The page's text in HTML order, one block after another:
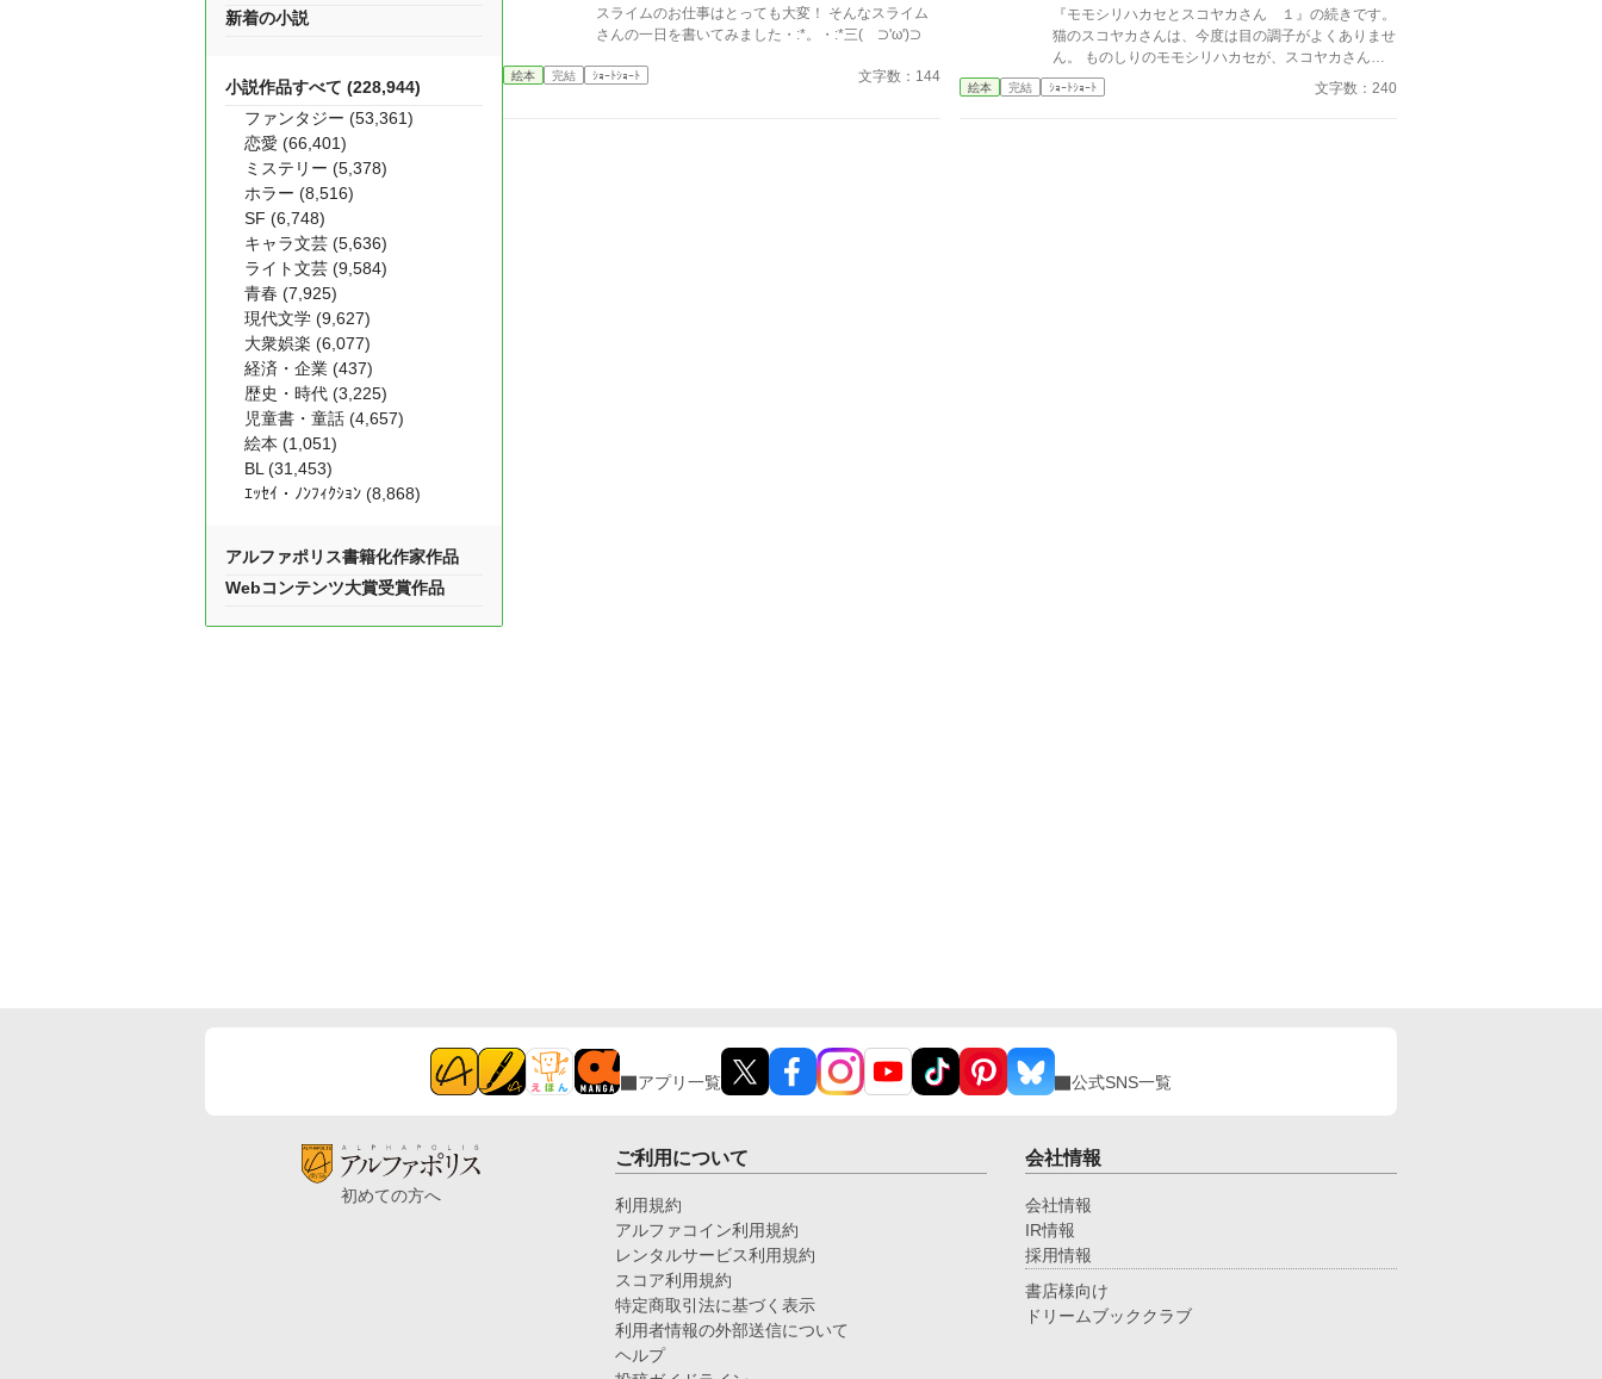
スライムのお仕事はとっても大変！ そんなスライム
さんの一日を書いてみました・:*。・:*三( ⊃'ω')⊃
絵本 完結 ｼｮｰﾄｼｮｰﾄ 文字数：144
『モモシリハカセとスコヤカさん １』の続きです。
猫のスコヤカさんは、今度は目の調子がよくありませ
ん。 ものしりのモモシリハカセが、スコヤカさんに
胃腸の時のように質問をします。 そして、目の働き
や原因、アドバイス、マッサージを教えてくれまし
絵本 完結 ｼｮｰﾄｼｮｰﾄ 文字数：240
新着の小説
小説作品すべて (228,944)
ファンタジー (53,361)
恋愛 (66,401)
ミステリー (5,378)
ホラー (8,516)
SF (6,748)
キャラ文芸 (5,636)
ライト文芸 (9,584)
青春 (7,925)
現代文学 (9,627)
大衆娯楽 (6,077)
経済・企業 (437)
歴史・時代 (3,225)
児童書・童話 (4,657)
絵本 (1,051)
BL (31,453)
ｴｯｾｲ・ﾉﾝﾌｨｸｼｮﾝ (8,868)
アルファポリス書籍化作家作品
Webコンテンツ大賞受賞作品
アプリ一覧 公式SNS一覧
初めての方へ
ご利用について
利用規約
アルファコイン利用規約
レンタルサービス利用規約
スコア利用規約
特定商取引法に基づく表示
利用者情報の外部送信について
ヘルプ
会社情報
会社情報
IR情報
採用情報
書店様向け
ドリームブッククラブ